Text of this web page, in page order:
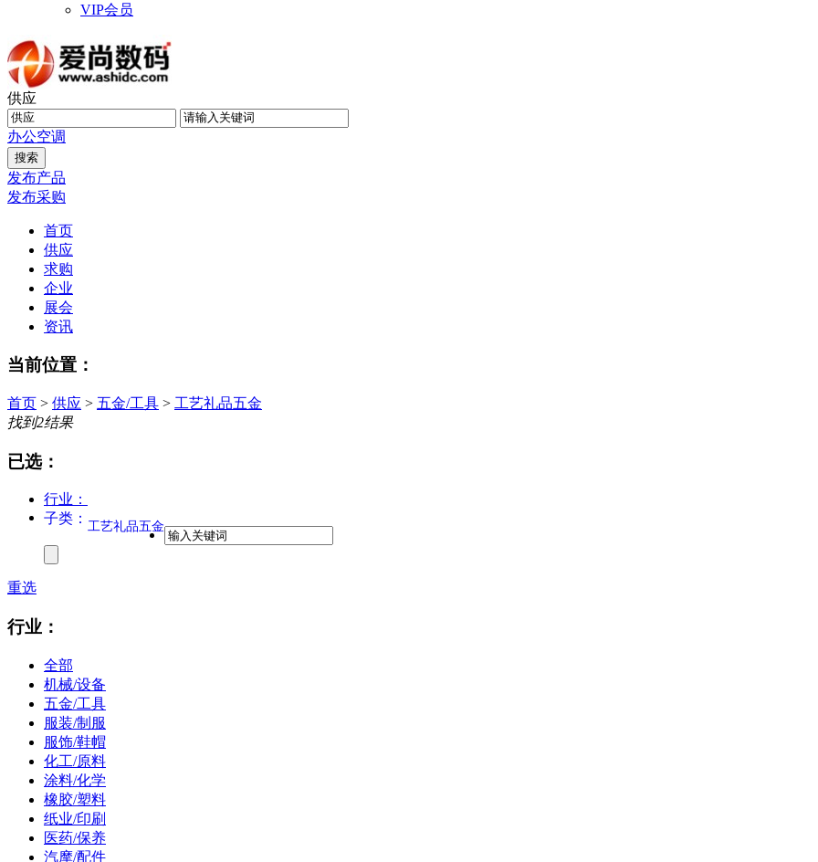
VIP会员
供应
办公空调
发布产品
发布采购
首页
供应
求购
企业
展会
资讯
当前位置：
首页 > 供应 > 五金/工具 > 工艺礼品五金
找到2结果
已选：
行业：
子类： 工艺礼品五金
重选
行业：
全部
机械/设备
五金/工具
服装/制服
服饰/鞋帽
化工/原料
涂料/化学
橡胶/塑料
纸业/印刷
医药/保养
汽摩/配件